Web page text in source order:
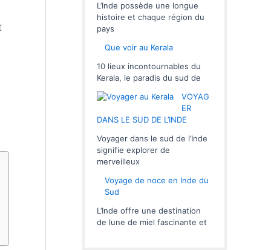
L’Inde possède une longue
histoire et chaque région du
pays
Que voir au Kerala
10 lieux incontournables du
Kerala, le paradis du sud de
VOYAG
ER
DANS LE SUD DE L’INDE
Voyager dans le sud de l’Inde
signifie explorer de
merveilleux
Voyage de noce en Inde du
Sud
L’Inde offre une destination
de lune de miel fascinante et